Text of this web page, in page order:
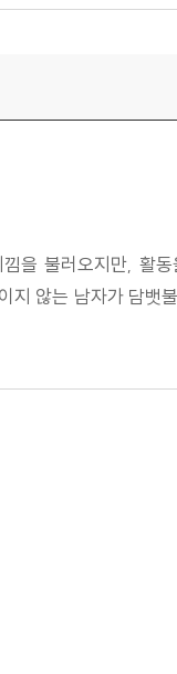
을 불러오지만, 활
않는 남자가 담뱃